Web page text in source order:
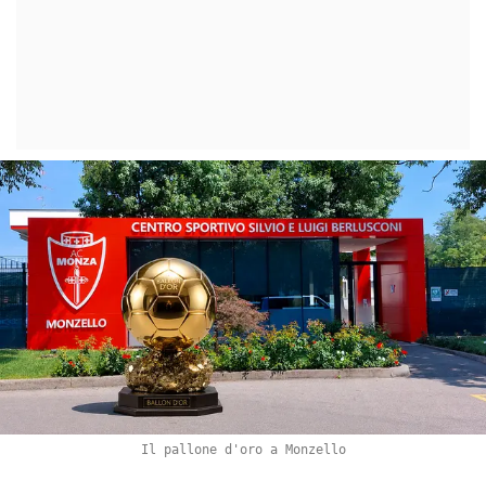
Il pallone d'oro a Monzello